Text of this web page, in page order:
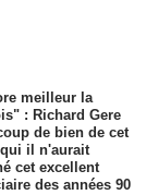
meilleur la
: Richard Gere
de bien de cet
il n'aurait
cet excellent
des années 90